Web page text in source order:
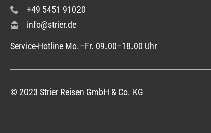
+49 5451 91020
info@strier.de
Service-Hotline Mo.–Fr. 09.00–18.00 Uhr
© 2023 Strier Reisen GmbH & Co. KG